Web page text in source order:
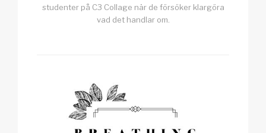
studenter på C3 Collage när de försöker klargöra
vad det handlar om.